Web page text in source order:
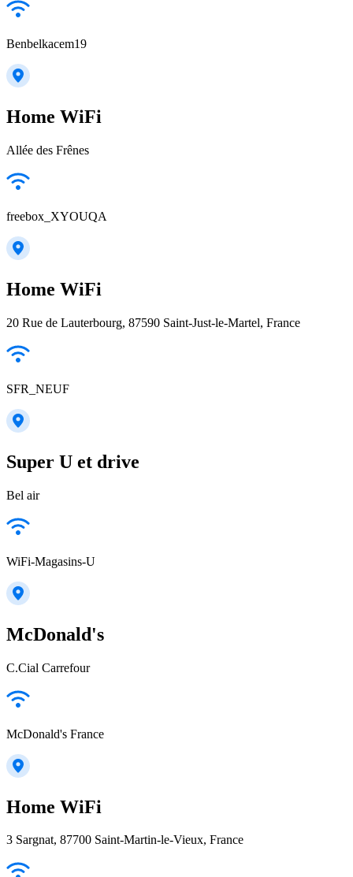
Benbelkacem19
Home WiFi
Allée des Frênes
freebox_XYOUQA
Home WiFi
20 Rue de Lauterbourg, 87590 Saint-Just-le-Martel, France
SFR_NEUF
Super U et drive
Bel air
WiFi-Magasins-U
McDonald's
C.Cial Carrefour
McDonald's France
Home WiFi
3 Sargnat, 87700 Saint-Martin-le-Vieux, France